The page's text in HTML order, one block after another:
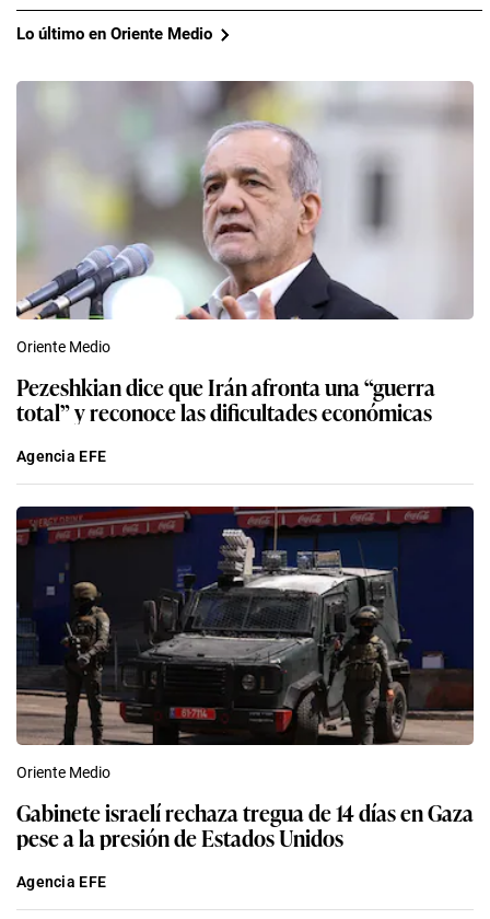
Lo último en Oriente Medio
Oriente Medio
Pezeshkian dice que Irán afronta una “guerra
total” y reconoce las dificultades económicas
Agencia EFE
Oriente Medio
Gabinete israelí rechaza tregua de 14 días en Gaza
pese a la presión de Estados Unidos
Agencia EFE